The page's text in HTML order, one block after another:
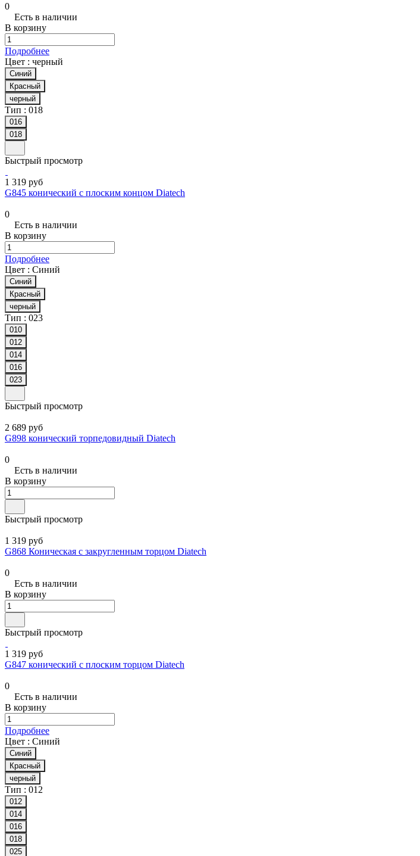
0
Есть в наличии
В корзину
Подробнее
Цвет : черный
Синий
Красный
черный
Тип : 018
016
018
Быстрый просмотр
1 319 руб
G845 конический с плоским концом Diatech
0
Есть в наличии
В корзину
Подробнее
Цвет : Синий
Синий
Красный
черный
Тип : 023
010
012
014
016
023
Быстрый просмотр
2 689 руб
G898 конический торпедовидный Diatech
0
Есть в наличии
В корзину
Быстрый просмотр
1 319 руб
G868 Коническая с закругленным торцом Diatech
0
Есть в наличии
В корзину
Быстрый просмотр
1 319 руб
G847 конический с плоским торцом Diatech
0
Есть в наличии
В корзину
Подробнее
Цвет : Синий
Синий
Красный
черный
Тип : 012
012
014
016
018
025